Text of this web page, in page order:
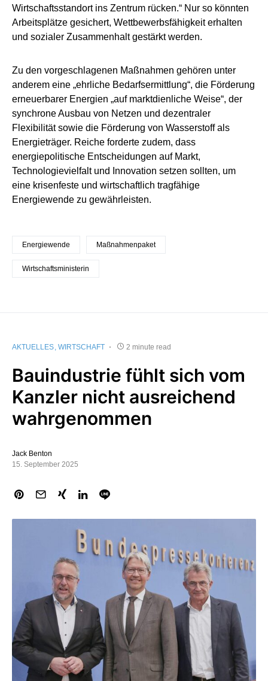
Wirtschaftsstandort ins Zentrum rücken.“ Nur so könnten
Arbeitsplätze gesichert, Wettbewerbsfähigkeit erhalten
und sozialer Zusammenhalt gestärkt werden.
Zu den vorgeschlagenen Maßnahmen gehören unter
anderem eine „ehrliche Bedarfsermittlung“, die Förderung
erneuerbarer Energien „auf marktdienliche Weise“, der
synchrone Ausbau von Netzen und dezentraler
Flexibilität sowie die Förderung von Wasserstoff als
Energieträger. Reiche forderte zudem, dass
energiepolitische Entscheidungen auf Markt,
Technologievielfalt und Innovation setzen sollten, um
eine krisenfeste und wirtschaftlich tragfähige
Energiewende zu gewährleisten.
Energiewende Maßnahmenpaket
Wirtschaftsministerin
AKTUELLES WIRTSCHAFT 2 minute read
Bauindustrie fühlt sich vom
Kanzler nicht ausreichend
wahrgenommen
Jack Benton
15. September 2025